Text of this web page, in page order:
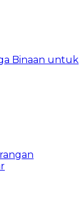
Binaan untuk